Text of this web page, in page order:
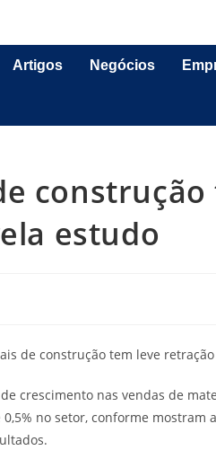
Artigos Negócios
estudo
crescimento nas vendas de
no setor, conforme mostram